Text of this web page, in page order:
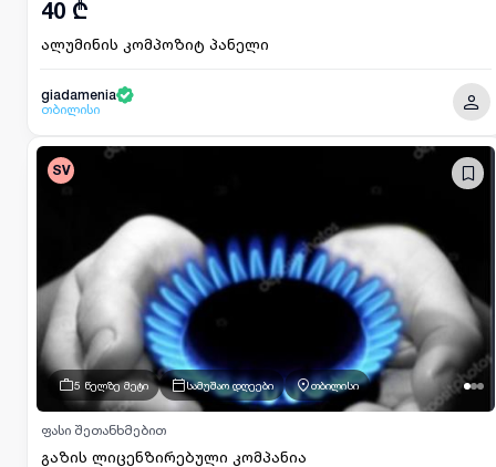
ალუმინის კომპოზიტ პანელი
40 ₾
giadamenia
თბილისი
SV
5 წელზე მეტი სამუშაო დღეები თბილისი
გაზის ლიცენზირებული კომპანია
ფასი შეთანხმებით